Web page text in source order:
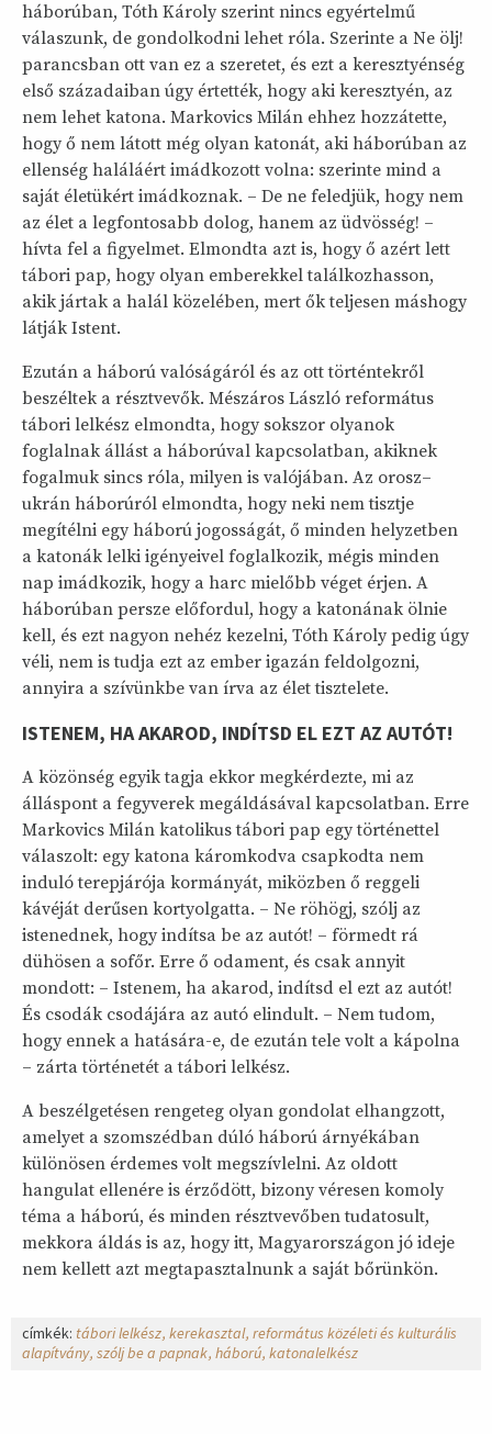
háborúban, Tóth Károly szerint nincs egyértelmű
válaszunk, de gondolkodni lehet róla. Szerinte a Ne ölj!
parancsban ott van ez a szeretet, és ezt a keresztyénség
első századaiban úgy értették, hogy aki keresztyén, az
nem lehet katona. Markovics Milán ehhez hozzátette,
hogy ő nem látott még olyan katonát, aki háborúban az
ellenség haláláért imádkozott volna: szerinte mind a
saját életükért imádkoznak. – De ne feledjük, hogy nem
az élet a legfontosabb dolog, hanem az üdvösség! –
hívta fel a figyelmet. Elmondta azt is, hogy ő azért lett
tábori pap, hogy olyan emberekkel találkozhasson,
akik jártak a halál közelében, mert ők teljesen máshogy
látják Istent.
Ezután a háború valóságáról és az ott történtekről
beszéltek a résztvevők. Mészáros László református
tábori lelkész elmondta, hogy sokszor olyanok
foglalnak állást a háborúval kapcsolatban, akiknek
fogalmuk sincs róla, milyen is valójában. Az orosz–
ukrán háborúról elmondta, hogy neki nem tisztje
megítélni egy háború jogosságát, ő minden helyzetben
a katonák lelki igényeivel foglalkozik, mégis minden
nap imádkozik, hogy a harc mielőbb véget érjen. A
háborúban persze előfordul, hogy a katonának ölnie
kell, és ezt nagyon nehéz kezelni, Tóth Károly pedig úgy
véli, nem is tudja ezt az ember igazán feldolgozni,
annyira a szívünkbe van írva az élet tisztelete.
ISTENEM, HA AKAROD, INDÍTSD EL EZT AZ AUTÓT!
A közönség egyik tagja ekkor megkérdezte, mi az
álláspont a fegyverek megáldásával kapcsolatban. Erre
Markovics Milán katolikus tábori pap egy történettel
válaszolt: egy katona káromkodva csapkodta nem
induló terepjárója kormányát, miközben ő reggeli
kávéját derűsen kortyolgatta. – Ne röhögj, szólj az
istenednek, hogy indítsa be az autót! – förmedt rá
dühösen a sofőr. Erre ő odament, és csak annyit
mondott: – Istenem, ha akarod, indítsd el ezt az autót!
És csodák csodájára az autó elindult. – Nem tudom,
hogy ennek a hatására-e, de ezután tele volt a kápolna
– zárta történetét a tábori lelkész.
A beszélgetésen rengeteg olyan gondolat elhangzott,
amelyet a szomszédban dúló háború árnyékában
különösen érdemes volt megszívlelni. Az oldott
hangulat ellenére is érződött, bizony véresen komoly
téma a háború, és minden résztvevőben tudatosult,
mekkora áldás is az, hogy itt, Magyarországon jó ideje
nem kellett azt megtapasztalnunk a saját bőrünkön.
címkék: tábori lelkész kerekasztal református közéleti és kulturális
alapítvány szólj be a papnak háború katonalelkész